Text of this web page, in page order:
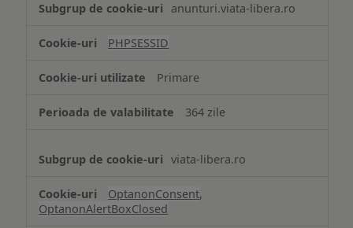
de
Cookie
necesare
anunturi.viata-libera.ro
PHPSESSID
Primare
364 zile
viata-libera.ro
OptanonConsent,
OptanonAlertBoxClosed